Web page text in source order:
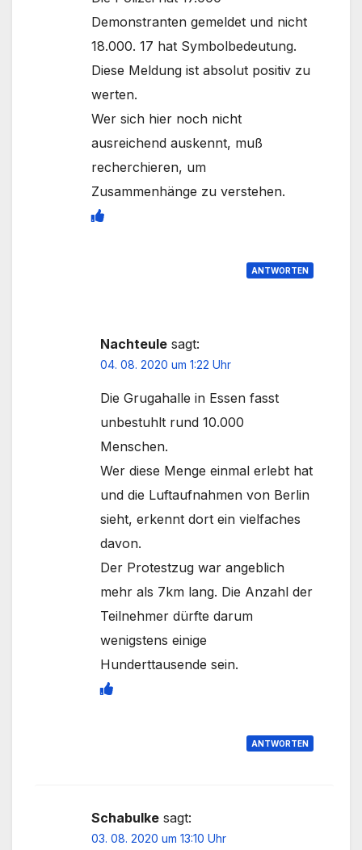
Demonstranten gemeldet und nicht
18.000. 17 hat Symbolbedeutung.
Diese Meldung ist absolut positiv zu
werten.
Wer sich hier noch nicht
ausreichend auskennt, muß
recherchieren, um
Zusammenhänge zu verstehen.
ANTWORTEN
Nachteule sagt:
04. 08. 2020 um 1:22 Uhr
Die Grugahalle in Essen fasst
unbestuhlt rund 10.000
Menschen.
Wer diese Menge einmal erlebt hat
und die Luftaufnahmen von Berlin
sieht, erkennt dort ein vielfaches
davon.
Der Protestzug war angeblich
mehr als 7km lang. Die Anzahl der
Teilnehmer dürfte darum
wenigstens einige
Hunderttausende sein.
ANTWORTEN
Schabulke sagt:
03. 08. 2020 um 13:10 Uhr